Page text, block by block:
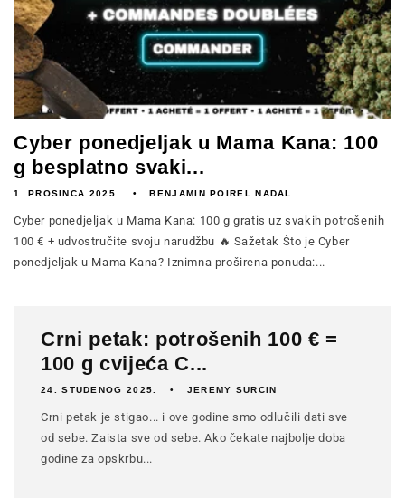
Cyber ​​​​ponedjeljak u Mama Kana: 100
g besplatno svaki...
1. PROSINCA 2025. BENJAMIN POIREL NADAL
Cyber ​​​​ponedjeljak u Mama Kana: 100 g gratis uz svakih potrošenih
100 € + udvostručite svoju narudžbu 🔥 Sažetak Što je Cyber ​​​​
ponedjeljak u Mama Kana? Iznimna proširena ponuda:...
Crni petak: potrošenih 100 € =
100 g cvijeća C...
24. STUDENOG 2025. JEREMY SURCIN
Crni petak je stigao... i ove godine smo odlučili dati sve
od sebe. Zaista sve od sebe. Ako čekate najbolje doba
godine za opskrbu...